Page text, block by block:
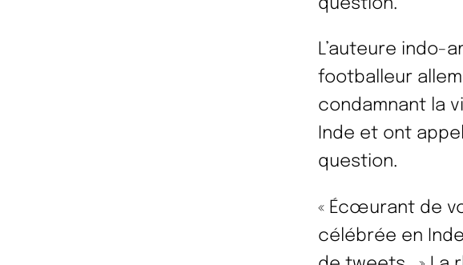
question.
L’auteure indo-
footballeur
condamnant la
Inde et ont
question.
« Écœurant de
célébrée en